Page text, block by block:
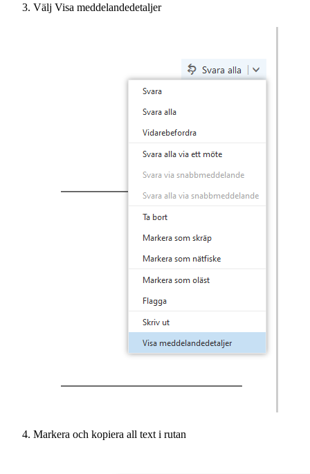
Välj Visa meddelandedetaljer
Markera och kopiera all text i rutan